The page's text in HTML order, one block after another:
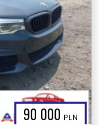
90 000 PLN